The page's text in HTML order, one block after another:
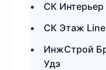
СК
СК Этаж
ИнжСтрой
Удэ